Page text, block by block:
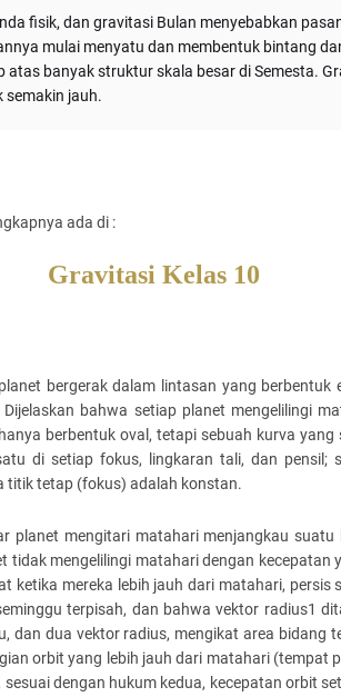
fisik, dan gravitasi Bulan menyebabkan
mulai menyatu dan membentuk bintang
banyak struktur skala besar di Semesta.
semakin jauh.
ada di :
Gravitasi Kelas 10
bergerak dalam lintasan yang
bahwa setiap planet mengelilingi
berbentuk oval, tetapi sebuah kurva
di setiap fokus, lingkaran tali, dan pensil;
titik tetap (fokus) adalah konstan.
planet mengitari matahari menjangkau
tidak mengelilingi matahari dengan kecepatan
ketika mereka lebih jauh dari matahari,
terpisah, dan bahwa vektor radius1
dan dua vektor radius, mengikat area bidang
orbit yang lebih jauh dari matahari (tempat
dengan hukum kedua, kecepatan orbit